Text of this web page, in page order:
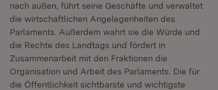
nach außen, führt seine Geschäfte und verwaltet
die wirtschaftlichen Angelegenheiten des
Parlaments. Außerdem wahrt sie die Würde und
die Rechte des Landtags und fördert in
Zusammenarbeit mit den Fraktionen die
Organisation und Arbeit des Parlaments. Die für
die Öffentlichkeit sichtbarste und wichtigste